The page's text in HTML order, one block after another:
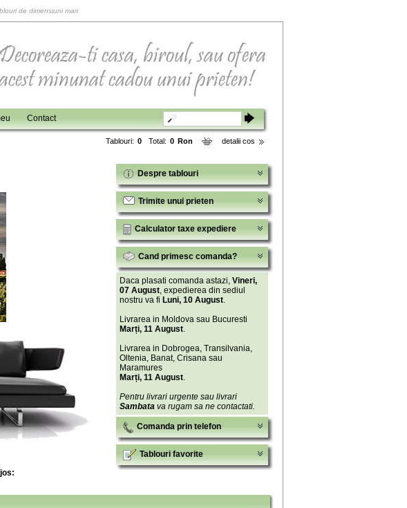
de dimensiuni mari
Contact
detalii cos
Tablouri: 0 Total: 0 Ron
Despre tablouri
Trimite unui prieten
Calculator taxe expediere
Cand primesc comanda?
Daca plasati comanda astazi, Vineri,
07 August, expedierea din sediul
nostru va fi Luni, 10 August.
Livrarea in Moldova sau Bucuresti
Marți, 11 August.
Livrarea in Dobrogea, Transilvania,
Oltenia, Banat, Crisana sau
Maramures
Marți, 11 August.
Pentru livrari urgente sau livrari
Sambata va rugam sa ne contactati.
Comanda prin telefon
Tablouri favorite